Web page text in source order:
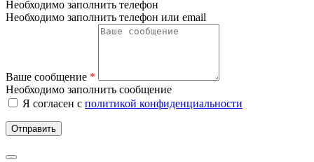
Необходимо заполнить телефон
Необходимо заполнить телефон или email
Ваше сообщение *
Необходимо заполнить сообщение
Я согласен с политикой конфиденциальности
Отправить